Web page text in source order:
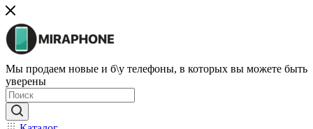
Мы продаем новые и б\у телефоны, в которых вы можете быть
уверены